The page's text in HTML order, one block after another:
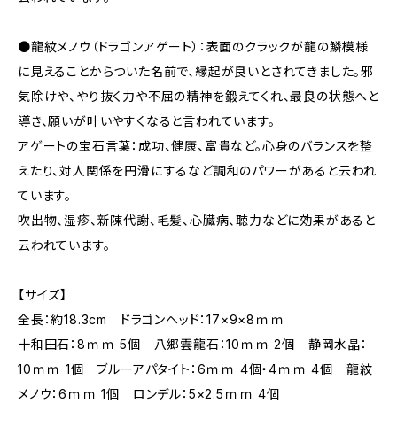
●龍紋メノウ（ドラゴンアゲート）：表面のクラックが龍の鱗模様
に見えることからついた名前で、縁起が良いとされてきました。邪
気除けや、やり抜く力や不屈の精神を鍛えてくれ、最良の状態へと
導き、願いが叶いやすくなると言われています。
アゲートの宝石言葉：成功、健康、富貴など。心身のバランスを整
えたり、対人関係を円滑にするなど調和のパワーがあると云われ
ています。
吹出物、湿疹、新陳代謝、毛髪、心臓病、聴力などに効果があると
云われています。
【サイズ】
全長：約18.3cm ドラゴンヘッド：17×9×8ｍｍ
十和田石：8ｍｍ 5個 八郷雲龍石：10ｍｍ 2個 静岡水晶：
10ｍｍ 1個 ブルーアパタイト：6ｍｍ 4個・4ｍｍ 4個 龍紋
メノウ：6ｍｍ 1個 ロンデル：5×2.5ｍｍ 4個